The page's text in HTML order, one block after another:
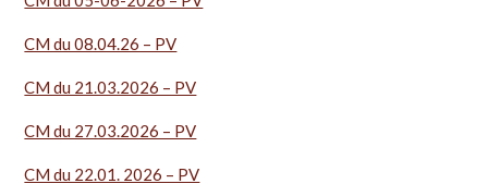
CM du 08.04.26 – PV
CM du 21.03.2026 – PV
CM du 27.03.2026 – PV
CM du 22.01. 2026 – PV